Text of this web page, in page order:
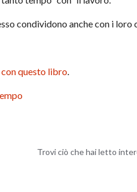
condividono anche con i loro
questo libro.
Trovi ciò che hai letto